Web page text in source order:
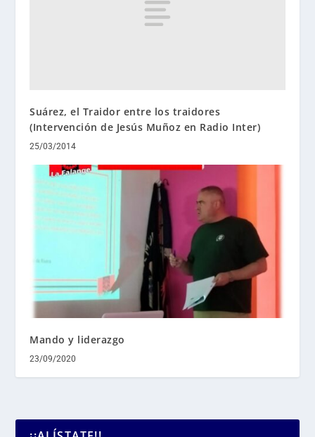
Suárez, el Traidor entre los traidores
(Intervención de Jesús Muñoz en Radio Inter)
25/03/2014
Mando y liderazgo
23/09/2020